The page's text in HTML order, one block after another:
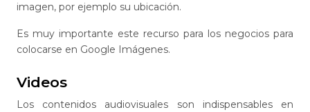
imagen, por ejemplo su ubicación.
Es muy importante este recurso para los negocios para
colocarse en Google Imágenes.
Videos
Los contenidos audiovisuales son indispensables en